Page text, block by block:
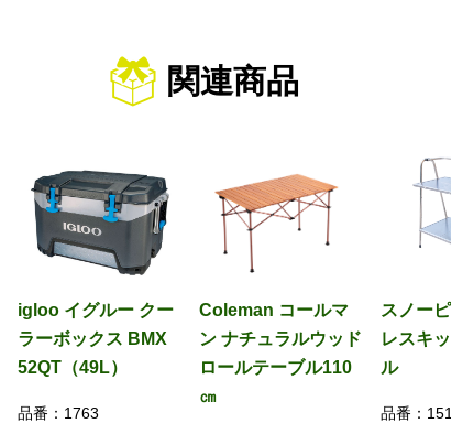
関連商品
igloo イグルー クー
ラーボックス BMX
52QT（49L）
品番： 1763
Coleman コールマ
ン ナチュラルウッド
ロールテーブル110
㎝
スノー
レスキ
ル
品番：